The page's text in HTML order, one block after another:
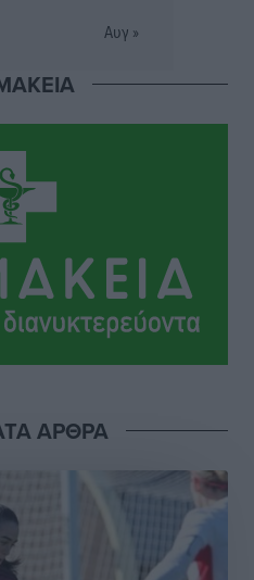
επιλογής προϊσταμένων, τι
αναμμένο στο κάστρο
κάμπινγκ και
ετών εφημέριος στον
Παστίδας Μιχαήλ
Αυγ »
ΑΡΘΡΑ